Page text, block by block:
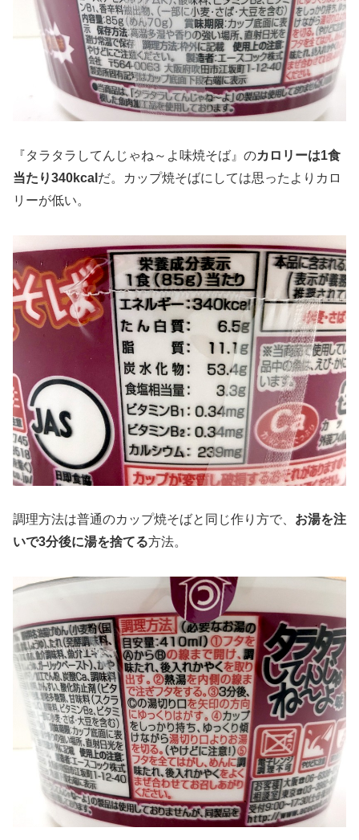
『タラタラしてんじゃね～よ味焼そば』のカロリーは1食
当たり340kcal だ。カップ焼そばにしては思ったよりカロ
リーが低い。
調理方法は普通のカップ焼そばと同じ作り方で、 お湯を注
いで3分後に湯を捨てる方法。